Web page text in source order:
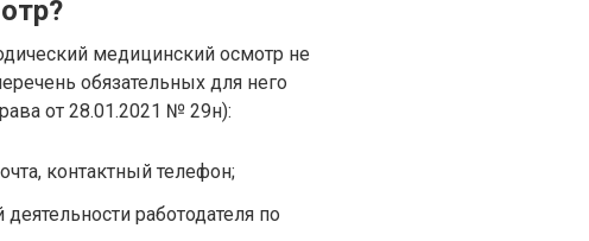
медицинский осмотр не
обязательных для него
от 28.01.2021 № 29н):
контактный телефон;
работодателя по